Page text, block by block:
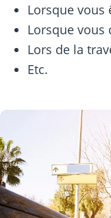
Lorsque vous
Lorsque vous
Lors de la
Etc.